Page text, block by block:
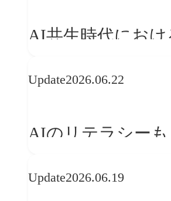
AI共生時代におけ
「正解」をAIが教
Update2026.06.22
AIのリテラシーも
は大丈夫か?【
Update2026.06.19